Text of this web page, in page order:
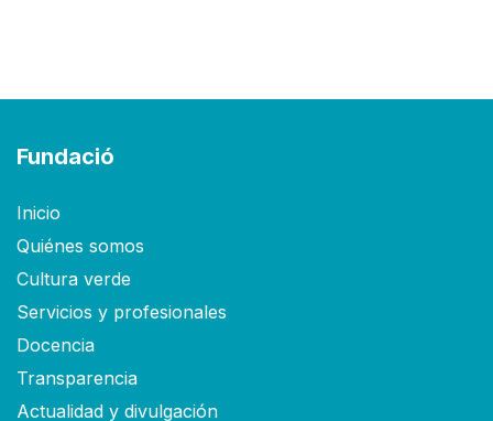
Fundació
Inicio
Quiénes somos
Cultura verde
Servicios y profesionales
Docencia
Transparencia
Actualidad y divulgación